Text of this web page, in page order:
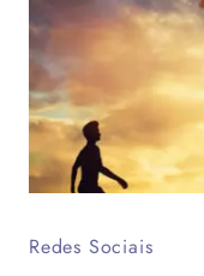
Redes Sociais